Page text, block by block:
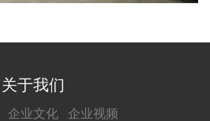
关于我们
企业文化 企业视频